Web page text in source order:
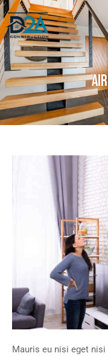
Mauris eu nisi eget